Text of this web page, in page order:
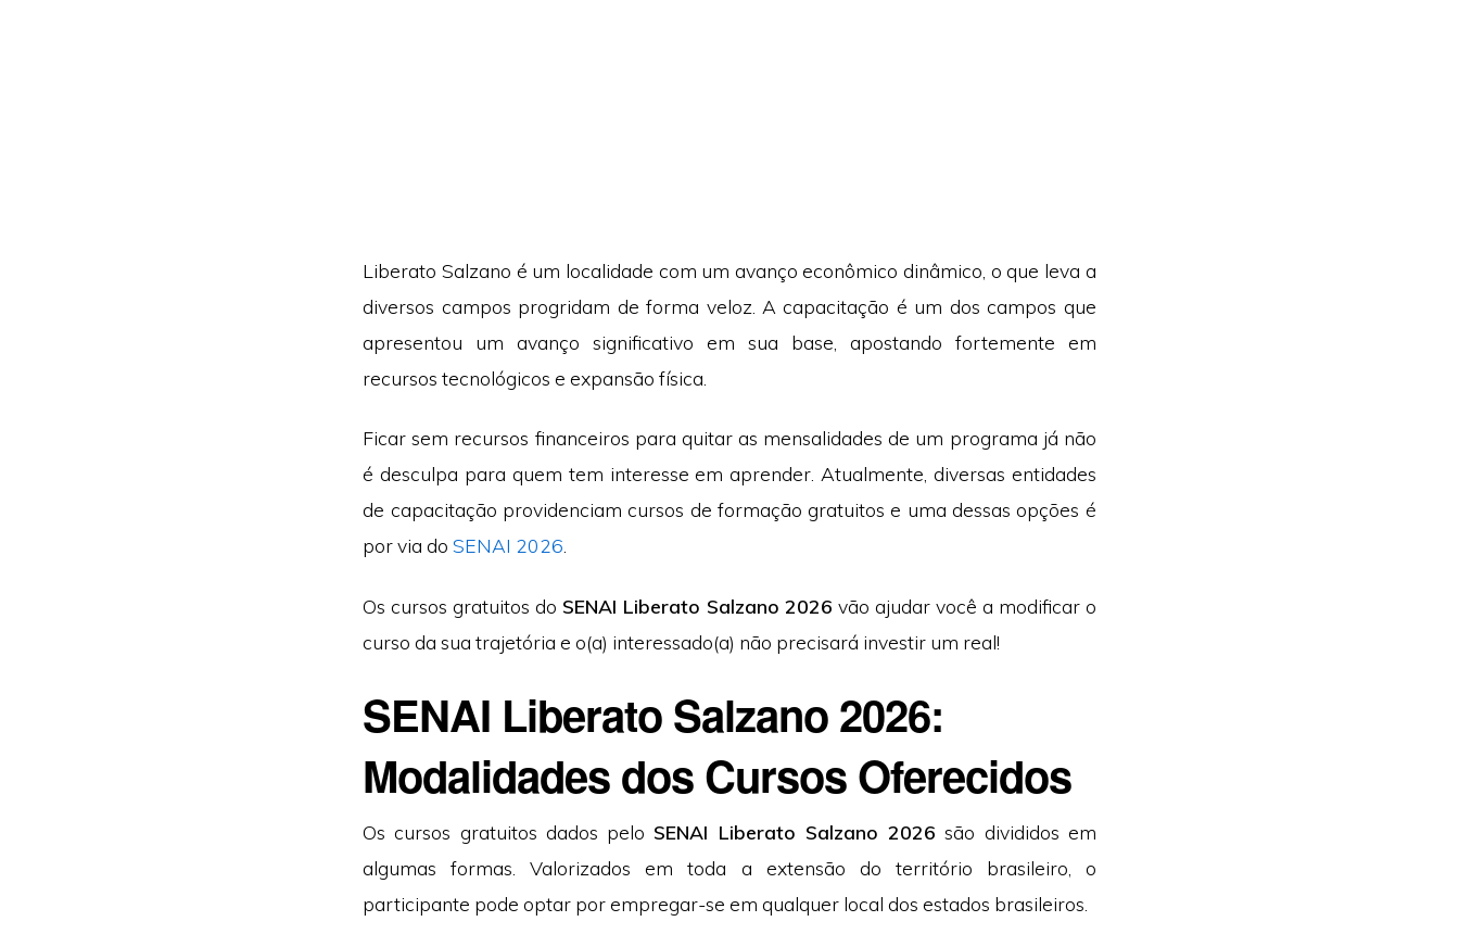
Liberato Salzano é um localidade com um avanço econômico dinâmico, o que leva a
diversos campos progridam de forma veloz. A capacitação é um dos campos que
apresentou um avanço significativo em sua base, apostando fortemente em
recursos tecnológicos e expansão física.
Ficar sem recursos financeiros para quitar as mensalidades de um programa já não
é desculpa para quem tem interesse em aprender. Atualmente, diversas entidades
de capacitação providenciam cursos de formação gratuitos e uma dessas opções é
por via doSENAI 2026
Os cursos gratuitos do SENAI Liberato Salzano 2026 vão ajudar você a modificar o
curso da sua trajetória e o(a) interessado(a) não precisará investir um real!
SENAI Liberato Salzano 2026:
Modalidades dos Cursos Oferecidos
Os cursos gratuitos dados pelo SENAI Liberato Salzano 2026 são divididos em
algumas formas. Valorizados em toda a extensão do território brasileiro, o
participante pode optar por empregar-se em qualquer local dos estados brasileiros.